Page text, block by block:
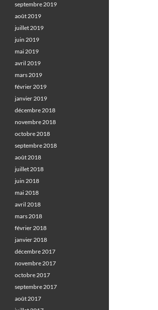
septembre 2019
août 2019
juillet 2019
juin 2019
mai 2019
avril 2019
mars 2019
février 2019
janvier 2019
décembre 2018
novembre 2018
octobre 2018
septembre 2018
août 2018
juillet 2018
juin 2018
mai 2018
avril 2018
mars 2018
février 2018
janvier 2018
décembre 2017
novembre 2017
octobre 2017
septembre 2017
août 2017